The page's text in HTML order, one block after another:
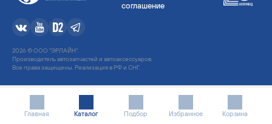
Главная Каталог Подбор Избранное Корзина
соглашение
2026 © ООО "ЭРЛАЙН".
Производитель автозапчастей и автоаксессуаров.
Все права защищены. Реализация в РФ и СНГ.